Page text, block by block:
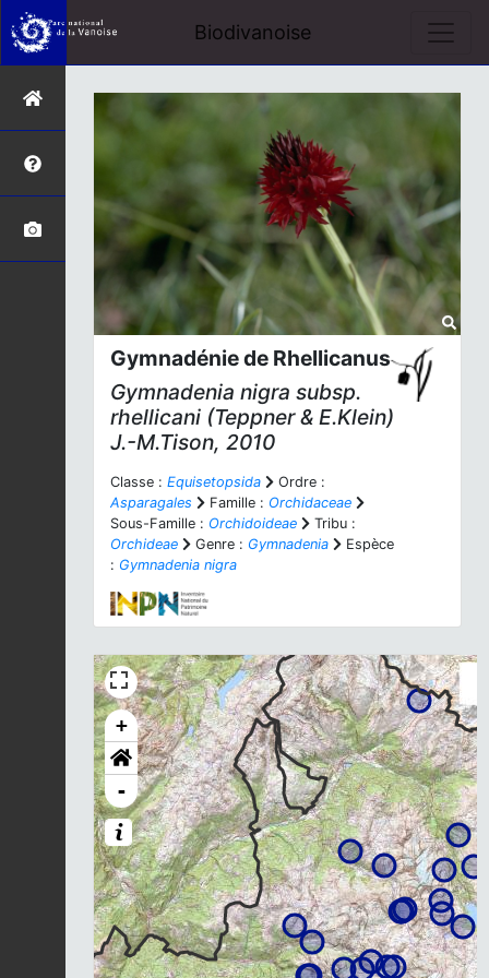
Biodivanoise
Gymnadénie de Rhellicanus
Gymnadenia nigra subsp.
rhellicani (Teppner & E.Klein)
J.-M.Tison, 2010
Classe : Equisetopsida
Ordre :
Asparagales
Famille : Orchidaceae
Sous-Famille : Orchidoideae
Tribu :
Orchideae
Genre : Gymnadenia
Espèce
: Gymnadenia nigra
+
-